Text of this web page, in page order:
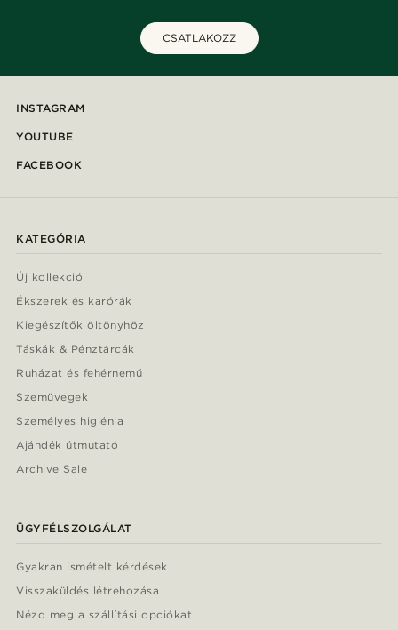
CSATLAKOZZ
INSTAGRAM
YOUTUBE
FACEBOOK
KATEGÓRIA
Új kollekció
Ékszerek és karórák
Kiegészítők öltönyhöz
Táskák & Pénztárcák
Ruházat és fehérnemű
Szemüvegek
Személyes higiénia
Ajándék útmutató
Archive Sale
ÜGYFÉLSZOLGÁLAT
Gyakran ismételt kérdések
Visszaküldés létrehozása
Nézd meg a szállítási opciókat